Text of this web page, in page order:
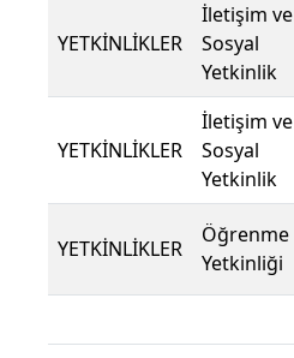
YETKİNLİKLER
İletişim ve
Sosyal
Yetkinlik
YETKİNLİKLER
İletişim ve
Sosyal
Yetkinlik
YETKİNLİKLER
Öğrenme
Yetkinliği